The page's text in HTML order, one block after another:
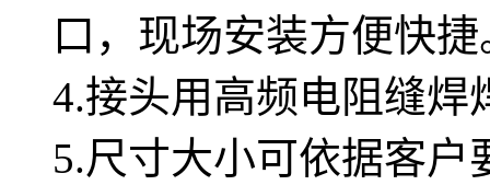
口，现场安装方便快捷
4.接头用高频电阻缝焊
5.尺寸大小可依据客户